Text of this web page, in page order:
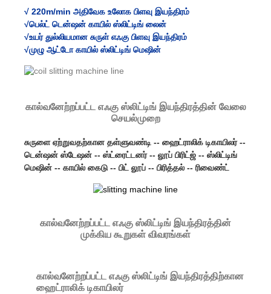
√ 220m/min அதிவேக உலோக பிளவு இயந்திரம்
√பெல்ட் டென்ஷன் காயில் ஸ்லிட்டிங் லைன்
√உயர் துல்லியமான சுருள் எஃகு பிளவு இயந்திரம்
√முழு ஆட்டோ காயில் ஸ்லிட்டிங் மெஷின்
கால்வனேற்றப்பட்ட எஃகு ஸ்லிட்டிங் இயந்திரத்தின் வேலை
செயல்முறை
சுருளை ஏற்றுவதற்கான தள்ளுவண்டி -- ஹைட்ராலிக் டிகாயிலர் --
டென்ஷன் ஸ்டேஷன் -- ஸ்ட்ரைட்டனர் -- லூப் பிரிட்ஜ் -- ஸ்லிட்டிங்
மெஷின் -- காயில் கைடு -- பிட் லூப் -- பிரித்தல் -- ரிவைண்ட்
கால்வனேற்றப்பட்ட எஃகு ஸ்லிட்டிங் இயந்திரத்தின்
முக்கிய கூறுகள் விவரங்கள்
கால்வனேற்றப்பட்ட எஃகு ஸ்லிட்டிங் இயந்திரத்திற்கான
ஹைட்ராலிக் டிகாயிலர்